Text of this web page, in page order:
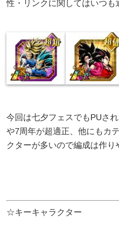
性・リンクに関してはいつも
今回は七夕フェスでもPUさ
や7周年が超適正、他にもカ
クターが多いので編成は作り
☆キーキャラクター